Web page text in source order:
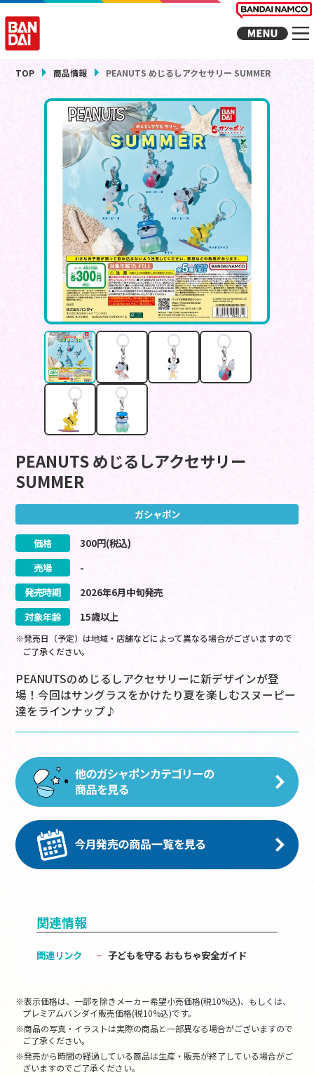
TOP 商品情報 PEANUTS めじるしアクセサリー SUMMER
PEANUTS めじるしアクセサリー
SUMMER
ガシャポン
価格 300円(税込)
売場
-
発売時期
2026年6月中旬発売
対象年齢
15歳以上
※発売日（予定）は地域・店舗などによって異なる場合がございますので
ご了承ください。
PEANUTSのめじるしアクセサリーに新デザインが登
場！今回はサングラスをかけたり夏を楽しむスヌーピー
達をラインナップ♪
関連情報
関連リンク 子どもを守る おもちゃ安全ガイド
※表示価格は、一部を除きメーカー希望小売価格(税10%込)、もしくは、
プレミアムバンダイ販売価格(税10%込)です。
※商品の写真・イラストは実際の商品と一部異なる場合がございますので
ご了承ください。
※発売から時間の経過している商品は生産・販売が終了している場合がご
ざいますのでご了承ください。